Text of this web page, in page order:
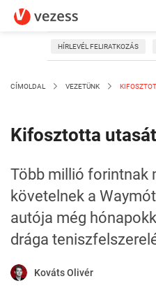
HÍRLEVÉL FELIRATKOZÁS
CÍMOLDAL VEZETÜNK
Kifosztotta
Több millió forintnak
követelnek a
autója még
drága
Kováts Olivér